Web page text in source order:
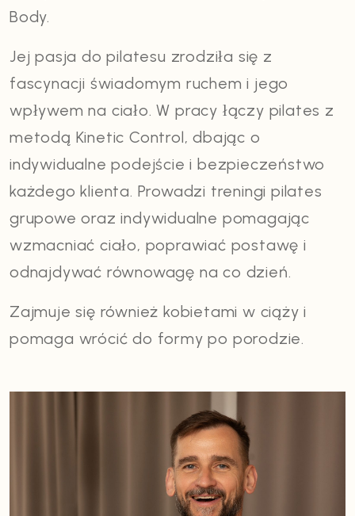
Body.
Jej pasja do pilatesu zrodziła się z
fascynacji świadomym ruchem i jego
wpływem na ciało. W pracy łączy pilates z
metodą Kinetic Control, dbając o
indywidualne podejście i bezpieczeństwo
każdego klienta. Prowadzi treningi pilates
grupowe oraz indywidualne pomagając
wzmacniać ciało, poprawiać postawę i
odnajdywać równowagę na co dzień.
Zajmuje się również kobietami w ciąży i
pomaga wrócić do formy po porodzie.